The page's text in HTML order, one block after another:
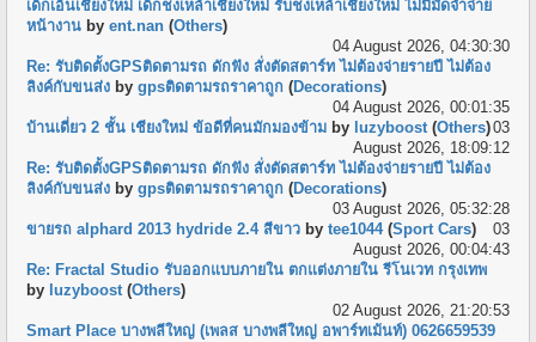
เด็กเอ็นเชียงใหม่ เด็กชงเหล้าเชียงใหม่ รับชงเหล้าเชียงใหม่ ไม่มีมัดจำจ่าย
หน้างาน byent.nan (Others)
04 August 2026, 04:30:30
Re: รับติดตั้งGPSติดตามรถ ดักฟัง สั่งตัดสตาร์ท ไม่ต้องจ่ายรายปี ไม่ต้อง
ลิงค์กับขนส่ง bygpsติดตามรถราคาถูก (Decorations)
04 August 2026, 00:01:35
บ้านเดี่ยว 2 ชั้น เชียงใหม่ ข้อดีที่คนมักมองข้าม by luzyboost(Others)03
August 2026, 18:09:12
Re: รับติดตั้งGPSติดตามรถ ดักฟัง สั่งตัดสตาร์ท ไม่ต้องจ่ายรายปี ไม่ต้อง
ลิงค์กับขนส่ง bygpsติดตามรถราคาถูก (Decorations)
03 August 2026, 05:32:28
ขายรถ alphard 2013 hydride 2.4 สีขาว bytee1044(Sport Cars)
03
August 2026, 00:04:43
Re: Fractal Studio รับออกแบบภายใน ตกแต่งภายใน รีโนเวท กรุงเทพ
by luzyboost(Others)
02 August 2026, 21:20:53
Smart Place บางพลีใหญ่ (เพลส บางพลีใหญ่ อพาร์ทเม้นท์) 0626659539